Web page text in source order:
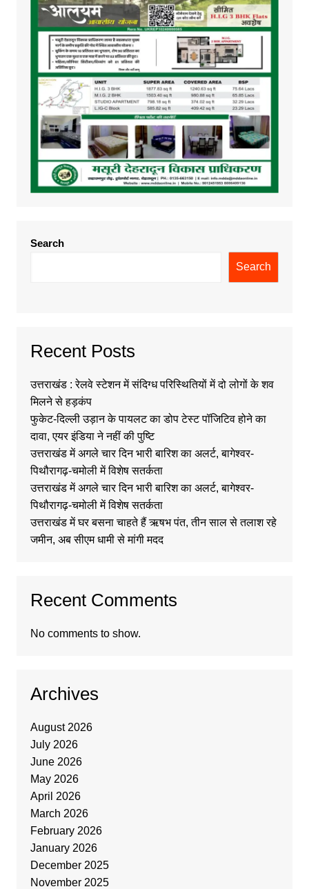
Search
Search
Recent Posts
उत्तराखंड : रेलवे स्टेशन में संदिग्ध परिस्थितियों में दो लोगों के शव
मिलने से हड़कंप
फुकेट-दिल्ली उड़ान के पायलट का डोप टेस्ट पॉजिटिव होने का
दावा, एयर इंडिया ने नहीं की पुष्टि
उत्तराखंड में अगले चार दिन भारी बारिश का अलर्ट, बागेश्वर-
पिथौरागढ़-चमोली में विशेष सतर्कता
उत्तराखंड में अगले चार दिन भारी बारिश का अलर्ट, बागेश्वर-
पिथौरागढ़-चमोली में विशेष सतर्कता
उत्तराखंड में घर बसना चाहते हैं ऋषभ पंत, तीन साल से तलाश रहे
जमीन, अब सीएम धामी से मांगी मदद
Recent Comments
No comments to show.
Archives
August 2026
July 2026
June 2026
May 2026
April 2026
March 2026
February 2026
January 2026
December 2025
November 2025